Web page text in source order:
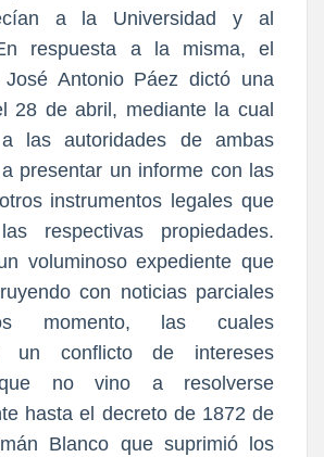
a la Universidad y al
respuesta a la misma, el
Antonio Páez dictó una
28 de abril, mediante la cual
las autoridades de ambas
presentar un informe con las
instrumentos legales que
respectivas propiedades.
voluminoso expediente que
con noticias parciales
momento, las cuales
un conflicto de intereses
que no vino a resolverse
hasta el decreto de 1872 de
Blanco que suprimió los